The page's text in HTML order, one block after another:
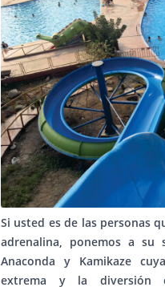
Si usted es de las personas
adrenalina, ponemos a su
Anaconda y Kamikaze
extrema y la diversión